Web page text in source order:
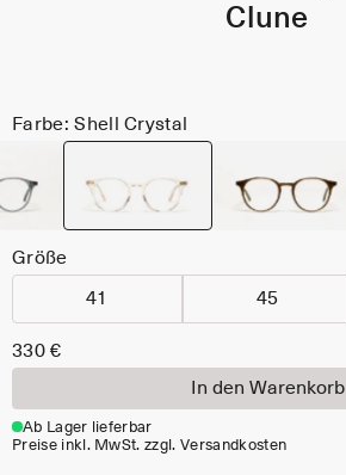
Clune
Farbe: Shell Crystal
Größe
41 45
330 €
In den Warenkorb
Ab Lager lieferbar
Preise inkl. MwSt. zzgl. Versandkosten